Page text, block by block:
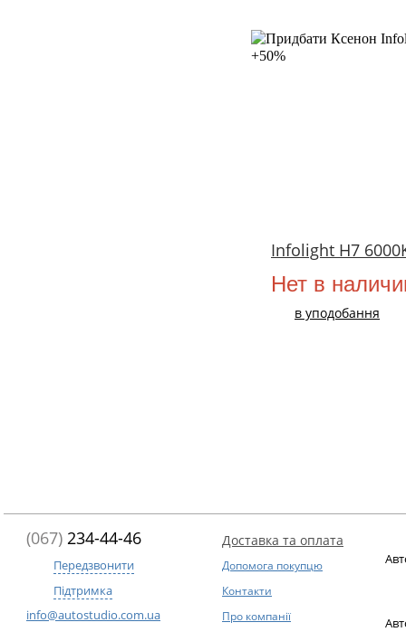
Infolight H7
Нет в
в уподобання
(067) 234-44-46
Передзвонити
Підтримка
info@autostudio.com.ua
Доставка та оплата
Допомога покупцю
Контакти
Про компанії